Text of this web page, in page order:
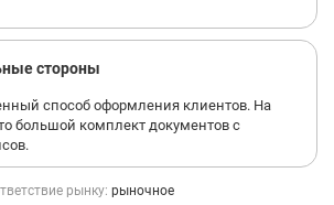
стороны
способ оформления клиентов. На
большой комплект документов с
рынку: рыночное